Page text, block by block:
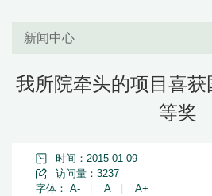
新闻中心
我所院牵头的项目喜
等奖
时间：2015-01-09
访问量： 3237
字体： A- A A+